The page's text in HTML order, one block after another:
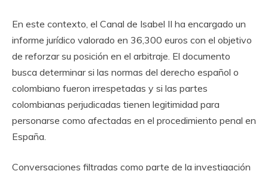
En este contexto, el Canal de Isabel II ha encargado un
informe jurídico valorado en 36,300 euros con el objetivo
de reforzar su posición en el arbitraje. El documento
busca determinar si las normas del derecho español o
colombiano fueron irrespetadas y si las partes
colombianas perjudicadas tienen legitimidad para
personarse como afectadas en el procedimiento penal en
España.
Conversaciones filtradas como parte de la investigación